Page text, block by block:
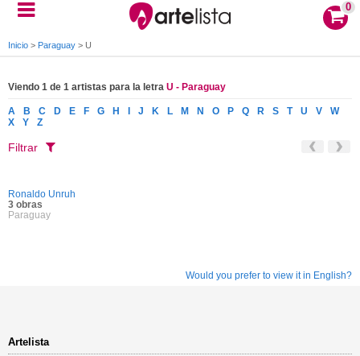
0
Inicio > Paraguay > U
Viendo 1 de 1 artistas para la letra U - Paraguay
A B C D E F G H J K L M N O P Q R S T U V
W
X
Y Z
Filtrar
Ronaldo Unruh
3 obras
Paraguay
Would you prefer to view it in English?
Artelista